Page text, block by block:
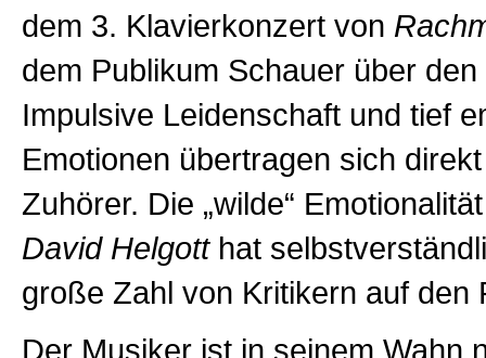
dem 3. Klavierkonzert von
dem Publikum Schauer über
Impulsive Leidenschaft und tief
Emotionen übertragen sich
Zuhörer. Die „wilde“
David Helgotthat
große Zahl von Kritikern auf den
Der Musiker ist in seinem Wahn